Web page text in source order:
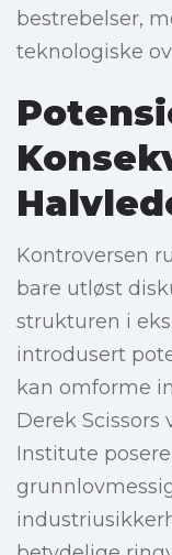
bestrebelser,
teknologiske
Kontroversen
bare utløst
strukturen i
introdusert
kan omforme
Derek Scissors
Institute